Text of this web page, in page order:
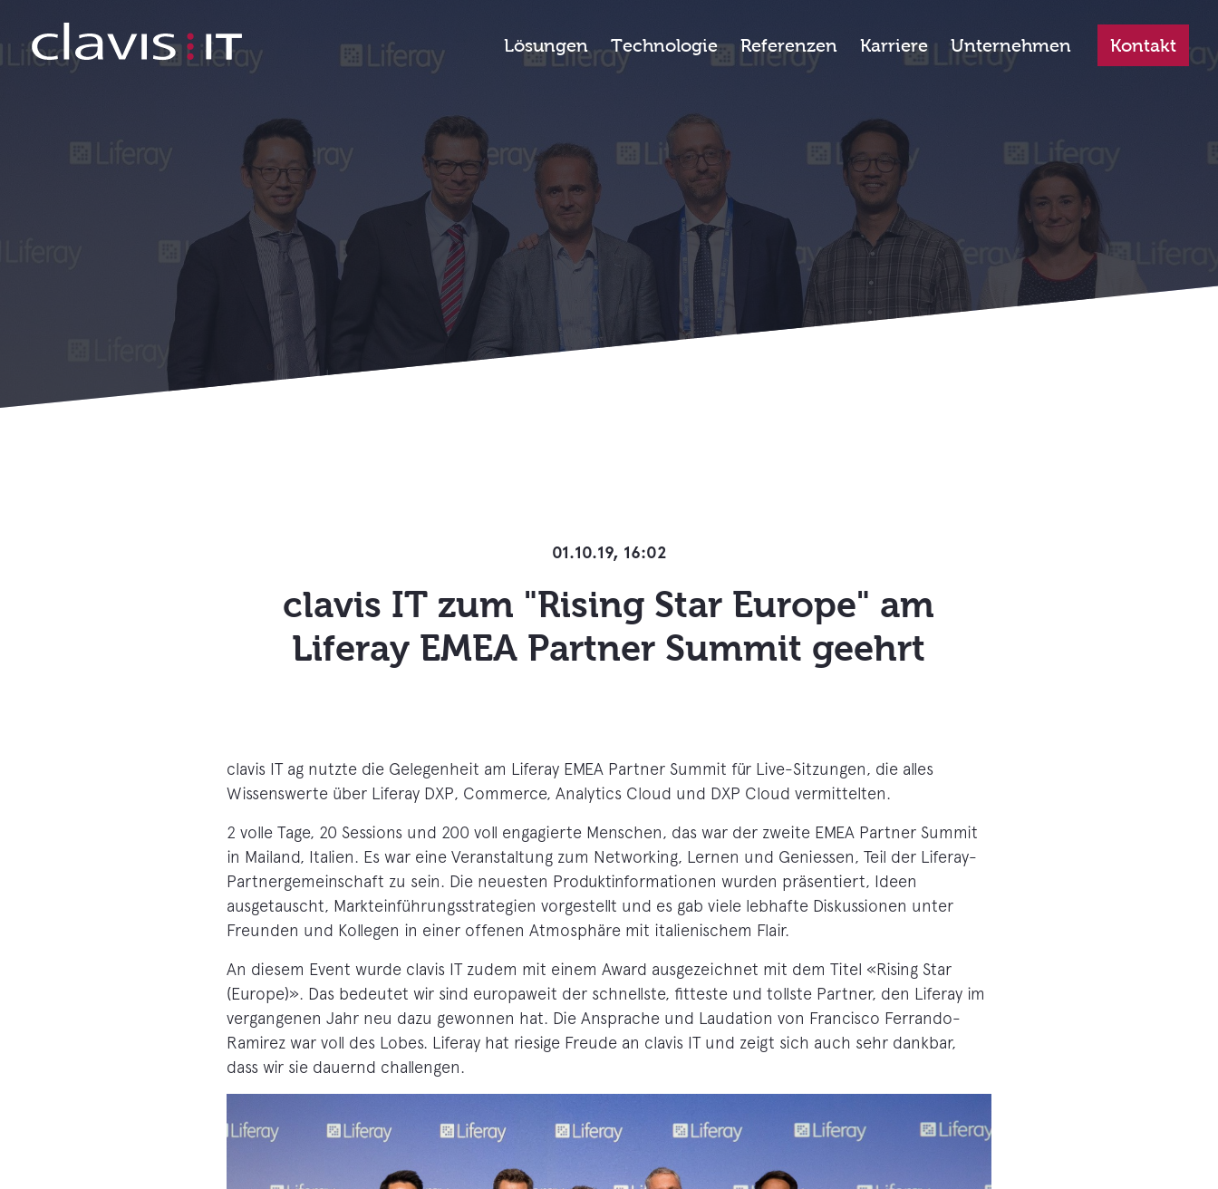
Lösungen Technologie Referenzen Karriere Unternehmen Kontakt
01.10.19, 16:02
clavis IT zum "Rising Star Europe" am
Liferay EMEA Partner Summit geehrt
clavis IT ag nutzte die Gelegenheit am Liferay EMEA Partner Summit für Live-Sitzungen, die alles
Wissenswerte über Liferay DXP, Commerce, Analytics Cloud und DXP Cloud vermittelten.
2 volle Tage, 20 Sessions und 200 voll engagierte Menschen, das war der zweite EMEA Partner Summit
in Mailand, Italien. Es war eine Veranstaltung zum Networking, Lernen und Geniessen, Teil der Liferay-
Partnergemeinschaft zu sein. Die neuesten Produktinformationen wurden präsentiert, Ideen
ausgetauscht, Markteinführungsstrategien vorgestellt und es gab viele lebhafte Diskussionen unter
Freunden und Kollegen in einer offenen Atmosphäre mit italienischem Flair.
An diesem Event wurde clavis IT zudem mit einem Award ausgezeichnet mit dem Titel «Rising Star
(Europe)». Das bedeutet wir sind europaweit der schnellste, fitteste und tollste Partner, den Liferay im
vergangenen Jahr neu dazu gewonnen hat. Die Ansprache und Laudation von Francisco Ferrando-
Ramirez war voll des Lobes. Liferay hat riesige Freude an clavis IT und zeigt sich auch sehr dankbar,
dass wir sie dauernd challengen.